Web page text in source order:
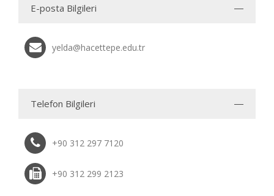
E-posta Bilgileri
yelda@hacettepe.edu.tr
Telefon Bilgileri
+90 312 297 7120
+90 312 299 2123